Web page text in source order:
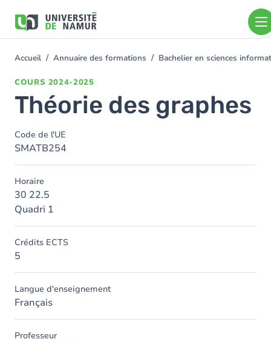
contenu
You
Accueil Annuaire des formations Bachelier en sciences
COURS 2024-2025
Théorie des graphes
Code de l'UE
SMATB254
Horaire
30 22.5
Quadri 1
Crédits ECTS
5
Langue d'enseignement
Français
Professeur